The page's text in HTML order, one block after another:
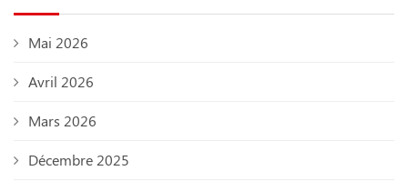
Mai 2026
Avril 2026
Mars 2026
Décembre 2025